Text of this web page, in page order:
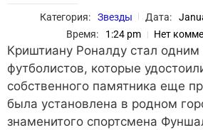
Категория: Звезды Дата:
Время:
1:24 pm Нет
Криштиану Роналду стал одним
футболистов, которые
собственного памятника еще
была установлена в родном
знаменитого спортсмена